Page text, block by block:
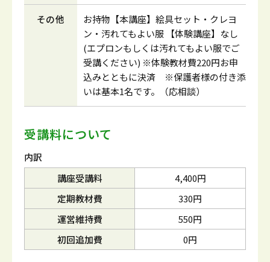
その他
お持物【本講座】絵具セット・クレヨ
ン・汚れてもよい服 【体験講座】なし
(エプロンもしくは汚れてもよい服でご
受講ください) ※体験教材費220円お申
込みとともに決済 ※保護者様の付き添
いは基本1名です。（応相談）
受講料について
内訳
講座受講料
4,400円
定期教材費
330円
運営維持費
550円
初回追加費
0円